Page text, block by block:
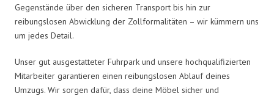
Gegenstände über den sicheren Transport bis hin zur
reibungslosen Abwicklung der Zollformalitäten – wir kümmern uns
um jedes Detail.
Unser gut ausgestatteter Fuhrpark und unsere hochqualifizierten
Mitarbeiter garantieren einen reibungslosen Ablauf deines
Umzugs. Wir sorgen dafür, dass deine Möbel sicher und